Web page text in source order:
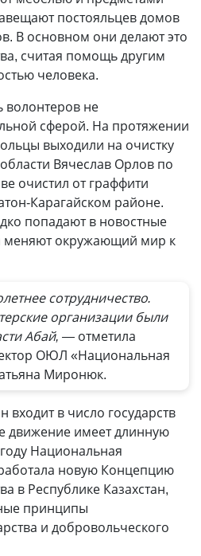
постояльцев домов
В основном они делают это
считая помощь другим
человека.
волонтеров не
сферой. На протяжении
выходили на очистку
Вячеслав Орлов по
очистил от граффити
Карагайском районе.
попадают в новостные
меняют окружающий мир к
сотрудничество.
организации были
Абай, — отметила
ОЮЛ «Национальная
Миронюк.
входит в число государств
движение имеет длинную
Национальная
новую Концепцию
в Республике Казахстан,
принципы
и добровольческого